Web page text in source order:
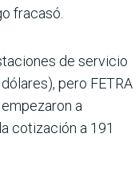
fracasó.
de servicio
pero FETRA
a
cotización a 191